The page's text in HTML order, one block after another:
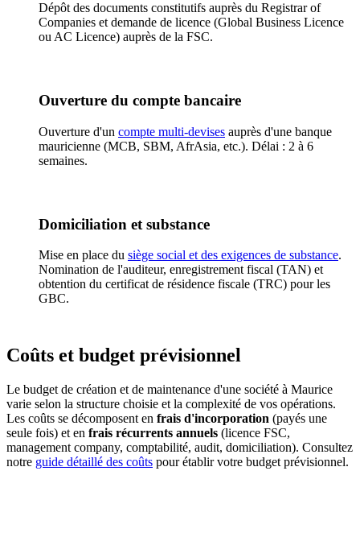
Dépôt des documents constitutifs auprès du Registrar of
Companies et demande de licence (Global Business Licence
ou AC Licence) auprès de la FSC.
Ouverture du compte bancaire
Ouverture d'un compte multi-devises auprès d'une banque
mauricienne (MCB, SBM, AfrAsia, etc.). Délai : 2 à 6
semaines.
Domiciliation et substance
Mise en place du siège social et des exigences de substance.
Nomination de l'auditeur, enregistrement fiscal (TAN) et
obtention du certificat de résidence fiscale (TRC) pour les
GBC.
Coûts et budget prévisionnel
Le budget de création et de maintenance d'une société à Maurice
varie selon la structure choisie et la complexité de vos opérations.
Les coûts se décomposent en frais d'incorporation (payés une
seule fois) et en frais récurrents annuels (licence FSC,
management company, comptabilité, audit, domiciliation). Consultez
notre guide détaillé des coûts pour établir votre budget prévisionnel.